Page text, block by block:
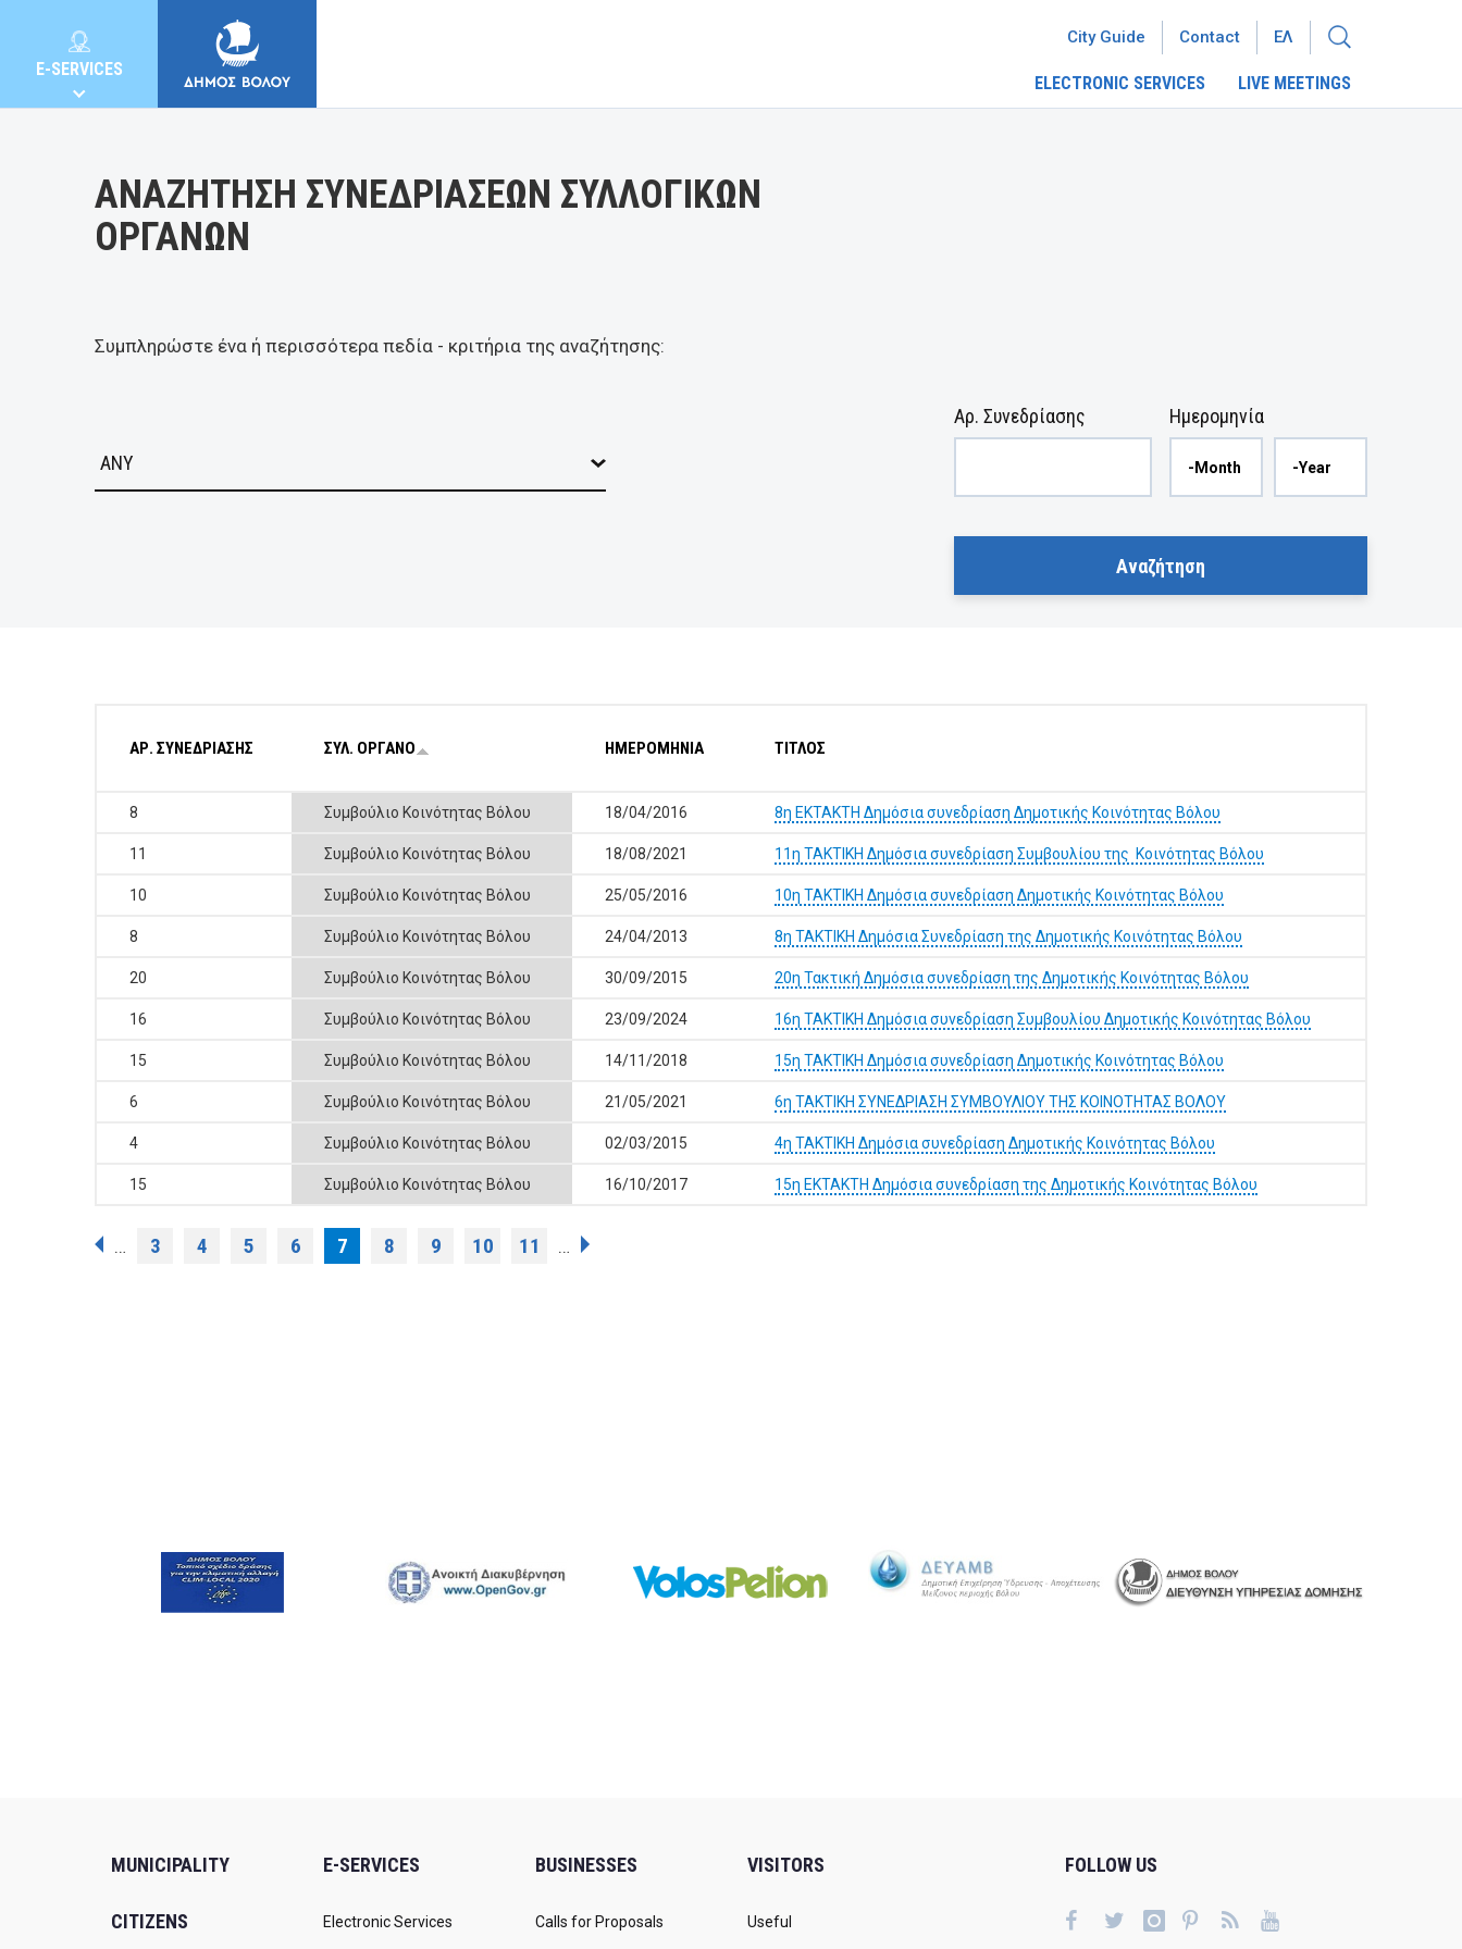
E-SERVICES
BUSINESSES
ELECTRONIC SERVICES LIVE MEETINGS
City Guide Contact ΕΛ
ΑΝΑΖΗΤΗΣΗ ΣΥΝΕΔΡΙΑΣΕΩΝ ΣΥΛΛΟΓΙΚΩΝ
ΟΡΓΑΝΩΝ
Συμπληρώστε ένα ή περισσότερα πεδία - κριτήρια της αναζήτησης:
Ημερομηνία
Αρ. Συνεδρίασης
ΑΡ. ΣΥΝΕΔΡΙΑΣΗΣ ΣΥΛ. ΟΡΓΑΝΟ ΗΜΕΡΟΜΗΝΙΑ ΤΙΤΛΟΣ
8 Συμβούλιο Κοινότητας Βόλου 18/04/2016 8η ΕΚΤΑΚΤΗ Δημόσια συνεδρίαση Δημοτικής Κοινότητας Βόλου
11 Συμβούλιο Κοινότητας Βόλου 18/08/2021 11η ΤΑΚΤΙΚΗ Δημόσια συνεδρίαση Συμβουλίου της Κοινότητας Βόλου
10 Συμβούλιο Κοινότητας Βόλου 25/05/2016 10η ΤΑΚΤΙΚΗ Δημόσια συνεδρίαση Δημοτικής Κοινότητας Βόλου
8 Συμβούλιο Κοινότητας Βόλου 24/04/2013 8η ΤΑΚΤΙΚΗ Δημόσια Συνεδρίαση της Δημοτικής Κοινότητας Βόλου
20 Συμβούλιο Κοινότητας Βόλου 30/09/2015 20η Τακτική Δημόσια συνεδρίαση της Δημοτικής Κοινότητας Βόλου
16 Συμβούλιο Κοινότητας Βόλου 23/09/2024 16η ΤΑΚΤΙΚΗ Δημόσια συνεδρίαση Συμβουλίου Δημοτικής Κοινότητας Βόλου
15 Συμβούλιο Κοινότητας Βόλου 14/11/2018 15η ΤΑΚΤΙΚΗ Δημόσια συνεδρίαση Δημοτικής Κοινότητας Βόλου
6 Συμβούλιο Κοινότητας Βόλου 21/05/2021 6η ΤΑΚΤΙΚΗ ΣΥΝΕΔΡΙΑΣΗ ΣΥΜΒΟΥΛΙΟΥ ΤΗΣ ΚΟΙΝΟΤΗΤΑΣ ΒΟΛΟΥ
4 Συμβούλιο Κοινότητας Βόλου 02/03/2015 4η ΤΑΚΤΙΚΗ Δημόσια συνεδρίαση Δημοτικής Κοινότητας Βόλου
15 Συμβούλιο Κοινότητας Βόλου 16/10/2017 15η ΕΚΤΑΚΤΗ Δημόσια συνεδρίαση της Δημοτικής Κοινότητας Βόλου
Pages
… 3 4 5 6 7 8 9 10 11 …
MUNICIPALITY
CITIZENS
E-SERVICES
Electronic Services
BUSINESSES
Calls for Proposals
VISITORS
Useful
FOLLOW US